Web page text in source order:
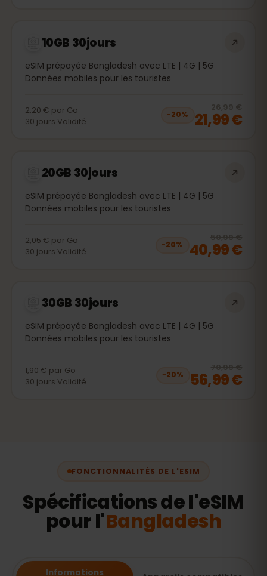
10GB 30jours
eSIM prépayée Bangladesh avec LTE | 4G | 5G
Données mobiles pour les touristes
2,20 € par Go
30 jours Validité
−20%
26,99 €
21,99 €
20GB 30jours
eSIM prépayée Bangladesh avec LTE | 4G | 5G
Données mobiles pour les touristes
2,05 € par Go
30 jours Validité
−20%
50,99 €
40,99 €
30GB 30jours
eSIM prépayée Bangladesh avec LTE | 4G | 5G
Données mobiles pour les touristes
1,90 € par Go
30 jours Validité
−20%
70,99 €
56,99 €
FONCTIONNALITÉS DE L'ESIM
Spécifications de l'eSIM
pour l'Bangladesh
Informations